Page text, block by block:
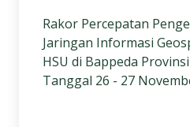
Rakor Percepatan
Jaringan Informasi
HSU di Bappeda
Tanggal 26 - 27